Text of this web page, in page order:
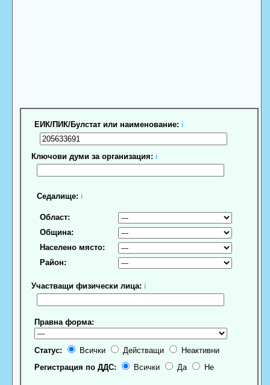
ЕИК/ПИК/Булстат или наименование: ℹ
Ключови думи за организация: ℹ
Седалище: ℹ
Област:
Община:
Населено място:
Район:
Участващи физически лица: ℹ
Правна форма:
Статус: Всички Действащи
Неактивни
Регистрация по ДДС:
Всички Да Не